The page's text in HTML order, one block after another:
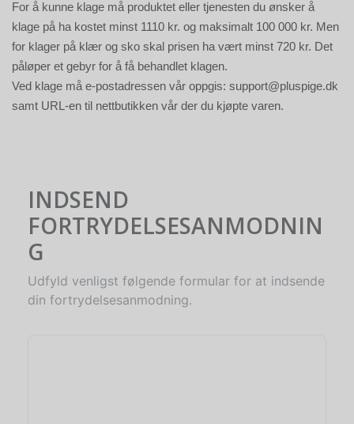
For å kunne klage må produktet eller tjenesten du ønsker å
klage på ha kostet minst 1110 kr. og maksimalt 100 000 kr. Men
for klager på klær og sko skal prisen ha vært minst 720 kr. Det
påløper et gebyr for å få behandlet klagen.
Ved klage må e-postadressen vår oppgis: support@pluspige.dk
samt URL-en til nettbutikken vår der du kjøpte varen.
INDSEND
FORTRYDELSESANMODNIN
G
Udfyld venligst følgende formular for at indsende
din fortrydelsesanmodning.